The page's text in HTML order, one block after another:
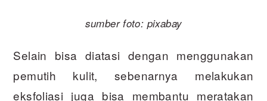
sumber foto: pixabay
Selain bisa diatasi dengan menggunakan
pemutih kulit, sebenarnya melakukan
eksfoliasi juga bisa membantu meratakan